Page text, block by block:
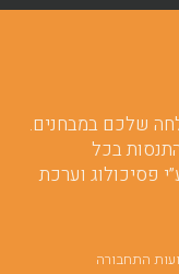
שלכם במבחנים.
בכל
פסיכולוג וערכת
התחבורה